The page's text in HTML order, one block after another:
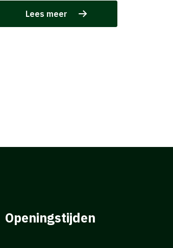
Lees meer
Openingstijden